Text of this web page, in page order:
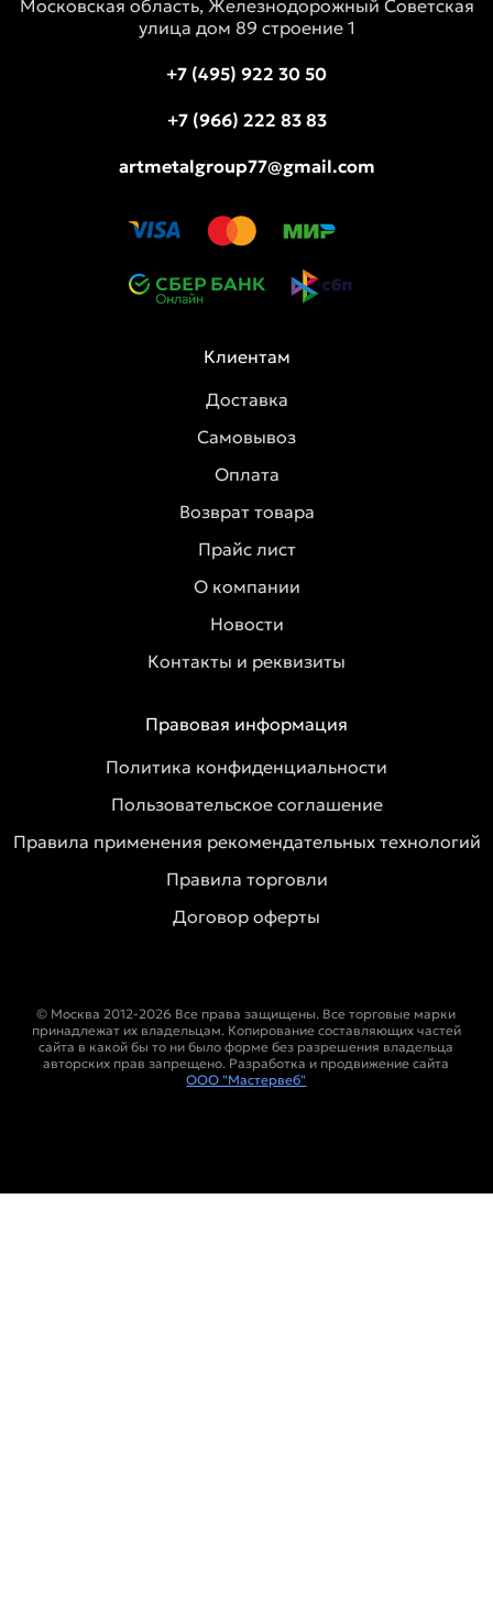
Московская область, Железнодорожный Советская
улица дом 89 строение 1
+7 (495) 922 30 50
+7 (966) 222 83 83
artmetalgroup77@gmail.com
Клиентам
Доставка
Самовывоз
Оплата
Возврат товара
Прайс лист
О компании
Новости
Контакты и реквизиты
Правовая информация
Политика конфиденциальности
Пользовательское соглашение
Правила применения рекомендательных технологий
Правила торговли
Договор оферты
© Москва 2012-2026 Все права защищены. Все торговые марки
принадлежат их владельцам. Копирование составляющих частей
сайта в какой бы то ни было форме без разрешения владельца
авторских прав запрещено. Разработка и продвижение сайта
ООО "Мастервеб"